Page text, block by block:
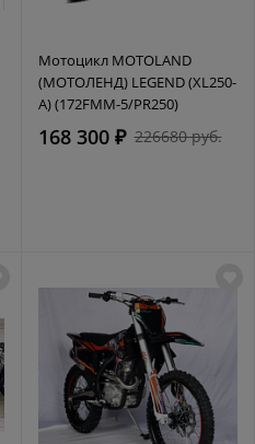
Мотоцикл MOTOLAND
(МОТОЛЕНД) LEGEND (XL250-
A) (172FMM-5/PR250)
168 300 ₽ 226680 руб.